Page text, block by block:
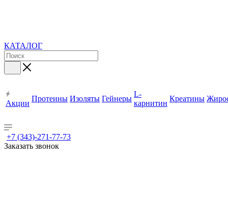
КАТАЛОГ
Акции
Протеины Изоляты Гейнеры
L-
карнитин
Креатины
+7 (343)-271-77-73
Заказать звонок